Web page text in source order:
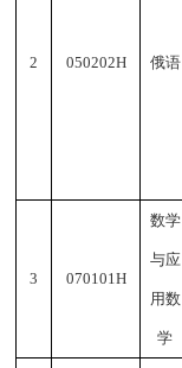
2 050202H 俄语
3 070101H
数学
与应
用数
学